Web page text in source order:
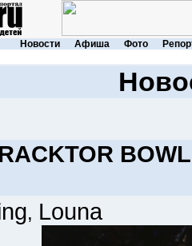
Новости Афиша Фото
, Louna